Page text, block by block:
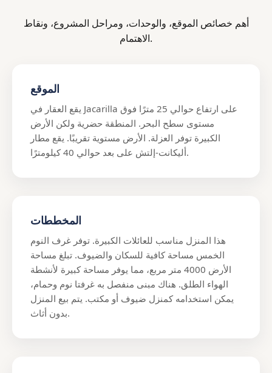
أهم خصائص الموقع، والوحدات، ومراحل المشروع، ونقاط
الاهتمام.
الموقع
يقع العقار في Jacarilla على ارتفاع حوالي 25 مترًا فوق
مستوى سطح البحر. المنطقة حضرية ولكن الأرض
الكبيرة توفر العزلة. الأرض مستوية تقريبًا. يقع مطار
أليكانت-إلتش على بعد حوالي 40 كيلومترًا.
المخططات
هذا المنزل مناسب للعائلات الكبيرة. توفر غرف النوم
الخمس مساحة كافية للسكان والضيوف. تبلغ مساحة
الأرض 4000 متر مربع، مما يوفر مساحة كبيرة لأنشطة
الهواء الطلق. هناك مبنى منفصل به غرفتا نوم وحمام،
يمكن استخدامه كمنزل ضيوف أو مكتب. يتم بيع المنزل
بدون أثاث.